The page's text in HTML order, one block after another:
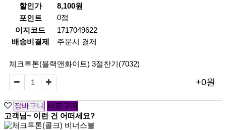
할인가
8,100원
포인트
0점
이지코드
1717049622
배송비결제
주문시 결제
체크투톤(블랙앤화이트) 3절찬기(7032)
+0원
고객님~ 이런 건 어떠세요?